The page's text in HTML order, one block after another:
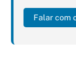
Falar com